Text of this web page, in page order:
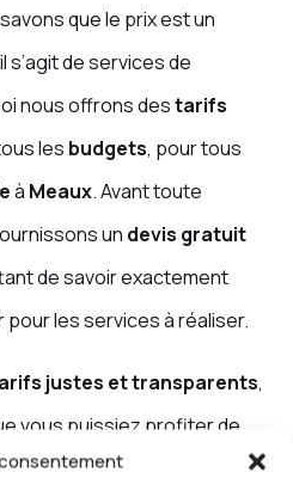
que le prix est un
s’agit de services de
nous offrons destarifs
les budgets, pour tous
à Meaux. Avant toute
un devis gratuit
de savoir exactement
les services à réaliser.
justes et transparents,
vous puissiez profiter de
prix abordable
. Que ce soit